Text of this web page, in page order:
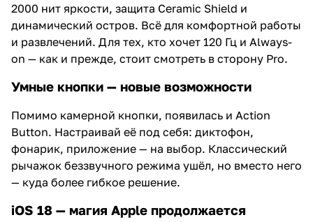
2000 нит яркости, защита Ceramic Shield и
динамический остров. Всё для комфортной работы
и развлечений. Для тех, кто хочет 120 Гц и Always-
on — как и прежде, стоит смотреть в сторону Pro.
Умные кнопки — новые возможности
Помимо камерной кнопки, появилась и Action
Button. Настраивай её под себя: диктофон,
фонарик, приложение — на выбор. Классический
рычажок беззвучного режима ушёл, но вместо него
— куда более гибкое решение.
iOS 18 — магия Apple продолжается